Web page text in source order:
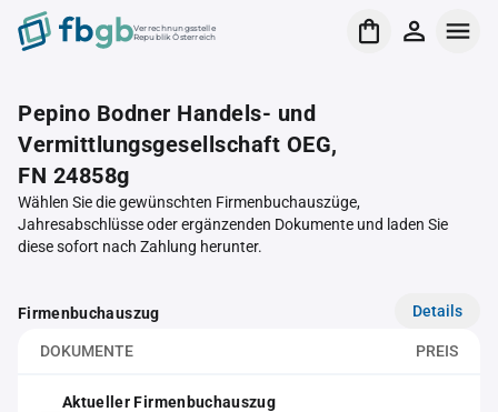
Verrechnungsstelle
Republik Österreich
Pepino Bodner Handels- und
Vermittlungsgesellschaft OEG,
FN 24858g
Wählen Sie die gewünschten Firmenbuchauszüge,
Jahresabschlüsse oder ergänzenden Dokumente und laden Sie
diese sofort nach Zahlung herunter.
Firmenbuchauszug Details
DOKUMENTE PREIS
Aktueller Firmenbuchauszug